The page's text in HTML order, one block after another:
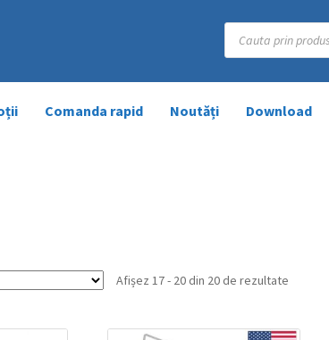
Products
search
Comanda rapid Noutăți Download
Afișez 17 - 20 din 20 de rezultate